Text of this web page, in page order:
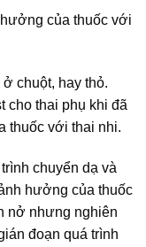
của thuốc với
chuột, hay thỏ.
cho thai phụ khi đã
thuốc với thai nhi.
chuyển dạ và
hưởng của thuốc
nở nhưng nghiên
đoạn quá trình